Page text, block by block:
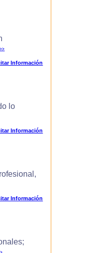
Información
lo
Información
Información